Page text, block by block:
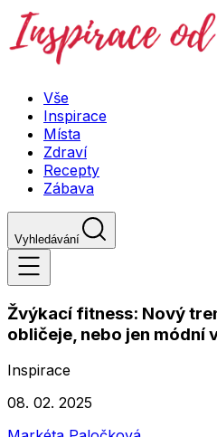
Vše
Inspirace
Místa
Zdraví
Recepty
Zábava
Vyhledávání
Žvýkací fitness: Nový
obličeje, nebo jen módní
Inspirace
08. 02. 2025